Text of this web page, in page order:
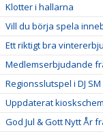
Klotter i hallarna
Vill du börja spela
Ett riktigt bra
Medlemserbjudande
Regionsslutspel i DJ
Uppdaterat
God Jul & Gott Nytt År